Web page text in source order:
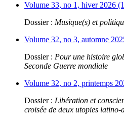
Volume 33, no 1, hiver 2026
Dossier : Musique(s) et
Volume 32, no 3, automne
Dossier : Pour une histoire
Seconde Guerre mondiale
Volume 32, no 2, printemps
Dossier : Libération et
croisée de deux utopies latino-